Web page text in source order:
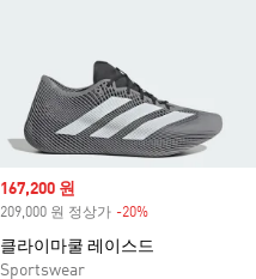
Sale price
167,200 원
209,000 원 정상가 -20%
클라이마쿨 레이스드
Sportswear